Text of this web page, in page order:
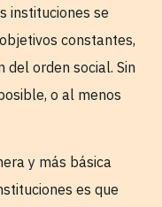
instituciones se
constantes,
del orden social. Sin
o al menos
y más básica
es que